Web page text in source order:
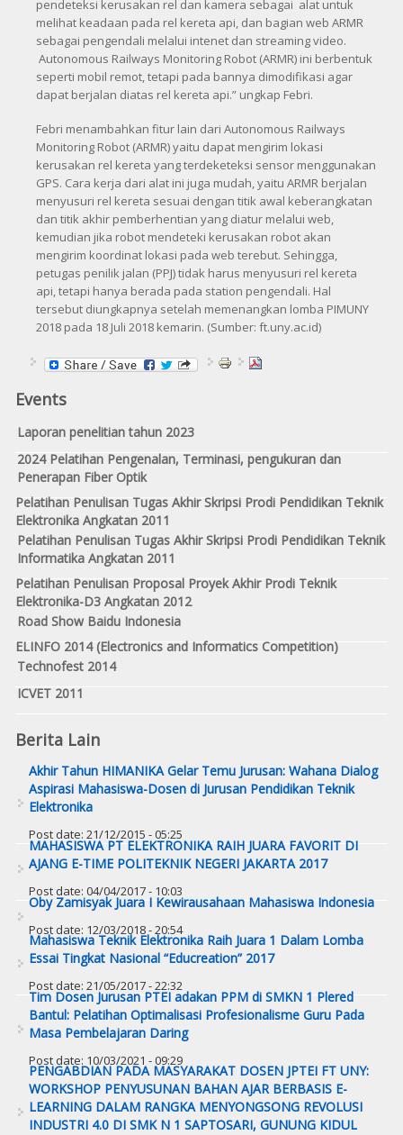
pendeteksi kerusakan rel dan kamera sebagai alat untuk
melihat keadaan pada rel kereta api, dan bagian web ARMR
sebagai pengendali melalui intenet dan streaming video.
Autonomous Railways Monitoring Robot (ARMR) ini berbentuk
seperti mobil remot, tetapi pada bannya dimodifikasi agar
dapat berjalan diatas rel kereta api.” ungkap Febri.
Febri menambahkan fitur lain dari Autonomous Railways
Monitoring Robot (ARMR) yaitu dapat mengirim lokasi
kerusakan rel kereta yang terdeketeksi sensor menggunakan
GPS. Cara kerja dari alat ini juga mudah, yaitu ARMR berjalan
menyusuri rel kereta sesuai dengan titik awal keberangkatan
dan titik akhir pemberhentian yang diatur melalui web,
kemudian jika robot mendeteki kerusakan robot akan
mengirim koordinat lokasi pada web terebut. Sehingga,
petugas penilik jalan (PPJ) tidak harus menyusuri rel kereta
api, tetapi hanya berada pada station pengendali. Hal
tersebut diungkapnya setelah memenangkan lomba PIMUNY
2018 pada 18 Juli 2018 kemarin. (Sumber: ft.uny.ac.id)
Events
Laporan penelitian tahun 2023
2024 Pelatihan Pengenalan, Terminasi, pengukuran dan
Penerapan Fiber Optik
Pelatihan Penulisan Tugas Akhir Skripsi Prodi Pendidikan Teknik
Elektronika Angkatan 2011
Pelatihan Penulisan Tugas Akhir Skripsi Prodi Pendidikan Teknik
Informatika Angkatan 2011
Pelatihan Penulisan Proposal Proyek Akhir Prodi Teknik
Elektronika-D3 Angkatan 2012
Road Show Baidu Indonesia
ELINFO 2014 (Electronics and Informatics Competition)
Technofest 2014
ICVET 2011
Berita Lain
Akhir Tahun HIMANIKA Gelar Temu Jurusan: Wahana Dialog
Aspirasi Mahasiswa-Dosen di Jurusan Pendidikan Teknik
Elektronika
Post date: 21/12/2015 - 05:25
MAHASISWA PT ELEKTRONIKA RAIH JUARA FAVORIT DI
AJANG E-TIME POLITEKNIK NEGERI JAKARTA 2017
Post date: 04/04/2017 - 10:03
Oby Zamisyak Juara I Kewirausahaan Mahasiswa Indonesia
Post date: 12/03/2018 - 20:54
Mahasiswa Teknik Elektronika Raih Juara 1 Dalam Lomba
Essai Tingkat Nasional “Educreation” 2017
Post date: 21/05/2017 - 22:32
Tim Dosen Jurusan PTEI adakan PPM di SMKN 1 Plered
Bantul: Pelatihan Optimalisasi Profesionalisme Guru Pada
Masa Pembelajaran Daring
Post date: 10/03/2021 - 09:29
PENGABDIAN PADA MASYARAKAT DOSEN JPTEI FT UNY:
WORKSHOP PENYUSUNAN BAHAN AJAR BERBASIS E-
LEARNING DALAM RANGKA MENYONGSONG REVOLUSI
INDUSTRI 4.0 DI SMK N 1 SAPTOSARI, GUNUNG KIDUL